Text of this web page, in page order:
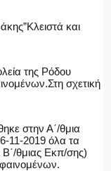
και
της Ρόδου
σχετική
στην Α΄/θμια
11-2019 όλα τα
Β΄/θμιας Εκπ/σης)